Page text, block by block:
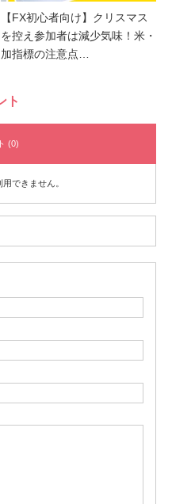
【FX初心者向け】クリスマス
を控え参加者は減少気味！米・
加指標の注意点…
ト
(0)
できません。